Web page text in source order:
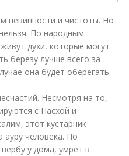
невинности и чистоты. Но
По народным
духи, которые могут
березу лучше всего за
она будет оберегать
Несмотря на то,
с Пасхой и
этот кустарник
ауру человека. По
у дома, умрет в